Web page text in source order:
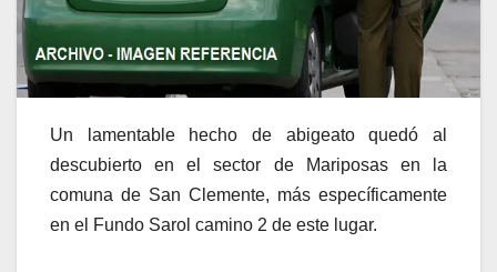
Un lamentable hecho de abigeato quedó al
descubierto en el sector de Mariposas en la
comuna de San Clemente, más específicamente
en el Fundo Sarol camino 2 de este lugar.